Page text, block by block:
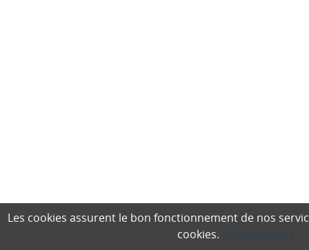
Les cookies assurent le bon fonctionnement de nos
cookies.